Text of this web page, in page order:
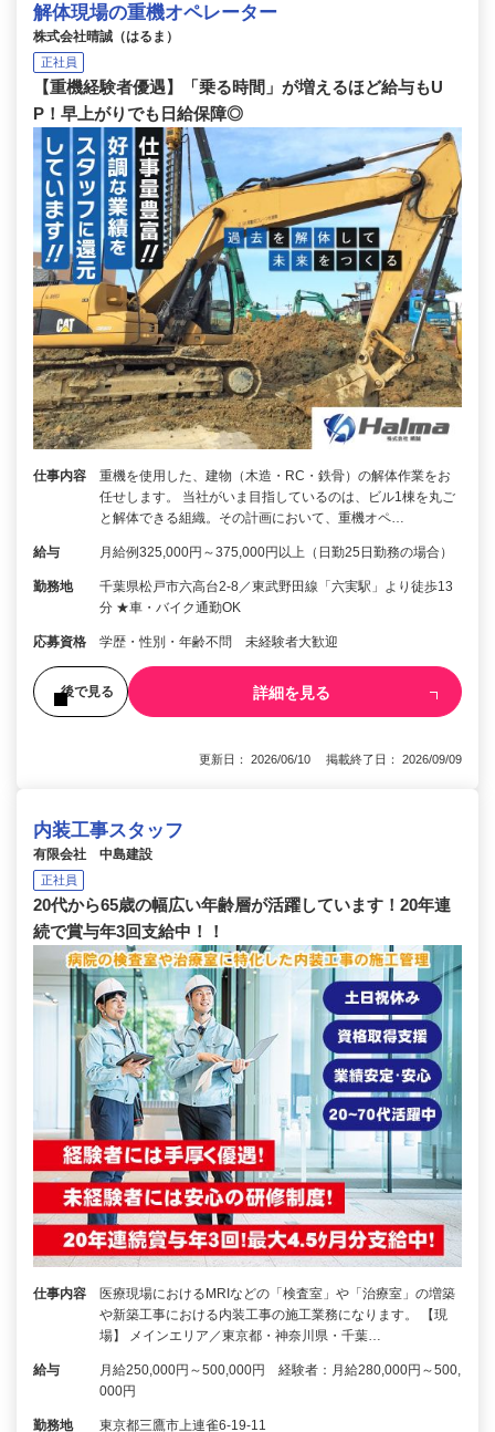
解体現場の重機オペレーター
株式会社晴誠（はるま）
正社員
【重機経験者優遇】「乗る時間」が増えるほど給与もU
P！早上がりでも日給保障◎
仕事内容
重機を使用した、建物（木造・RC・鉄骨）の解体作業をお
任せします。 当社がいま目指しているのは、ビル1棟を丸ご
と解体できる組織。その計画において、重機オペ…
給与 月給例325,000円～375,000円以上（日勤25日勤務の場合）
勤務地
千葉県松戸市六高台2-8／東武野田線「六実駅」より徒歩13
分 ★車・バイク通勤OK
応募資格 学歴・性別・年齢不問 未経験者大歓迎
後で見る 詳細を見る
更新日： 2026/06/10 掲載終了日： 2026/09/09
内装工事スタッフ
有限会社 中島建設
正社員
20代から65歳の幅広い年齢層が活躍しています！20年連
続で賞与年3回支給中！！
仕事内容
医療現場におけるMRIなどの「検査室」や「治療室」の増築
や新築工事における内装工事の施工業務になります。 【現
場】 メインエリア／東京都・神奈川県・千葉…
給与
月給250,000円～500,000円 経験者：月給280,000円～500,
000円
勤務地 東京都三鷹市上連雀6-19-11